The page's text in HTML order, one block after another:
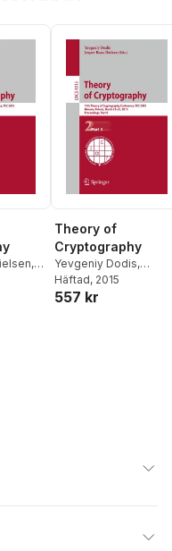
,
Theory of
Cryptography
Yevgeniy Dodis,
Jesper Buus Nielsen
Häftad, 2015
557 kr